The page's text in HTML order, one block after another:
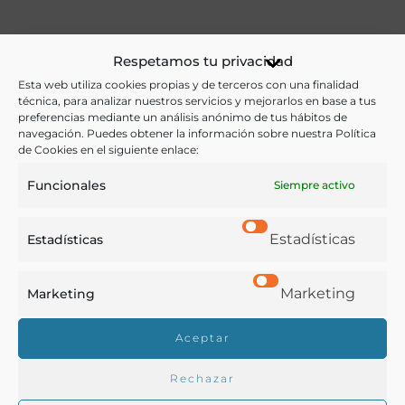
Respetamos tu privacidad
Esta web utiliza cookies propias y de terceros con una finalidad
técnica, para analizar nuestros servicios y mejorarlos en base a tus
preferencias mediante un análisis anónimo de tus hábitos de
navegación. Puedes obtener la información sobre nuestra Política
de Cookies en el siguiente enlace:
Funcionales Siempre activo
Estadísticas Estadísticas
Marketing Marketing
Aceptar
Rechazar
Alimentos,Economía y Comercio
Ver más libros con las palabras clave:
COMPARTIR
Buscar en la biblioteca